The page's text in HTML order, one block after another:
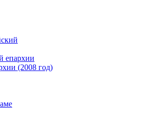
епархии
(2008 год)